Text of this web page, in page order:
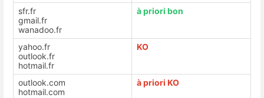
sfr.fr
gmail.fr
wanadoo.fr
à priori bon
yahoo.fr
outlook.fr
hotmail.fr
KO
outlook.com
hotmail.com
à priori KO